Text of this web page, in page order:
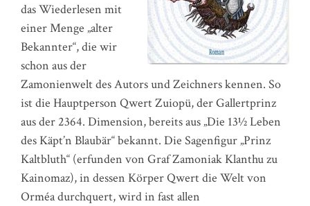
das Wiederlesen mit
einer Menge „alter
Bekannter“, die wir
schon aus der
Zamonienwelt des Autors und Zeichners kennen. So
ist die Hauptperson Qwert Zuiopü, der Gallertprinz
aus der 2364. Dimension, bereits aus „Die 13½ Leben
des Käpt’n Blaubär“ bekannt. Die Sagenfigur „Prinz
Kaltbluth“ (erfunden von Graf Zamoniak Klanthu zu
Kainomaz), in dessen Körper Qwert die Welt von
Orméa durchquert, wird in fast allen